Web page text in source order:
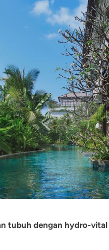
tubuh dengan hydro-vital